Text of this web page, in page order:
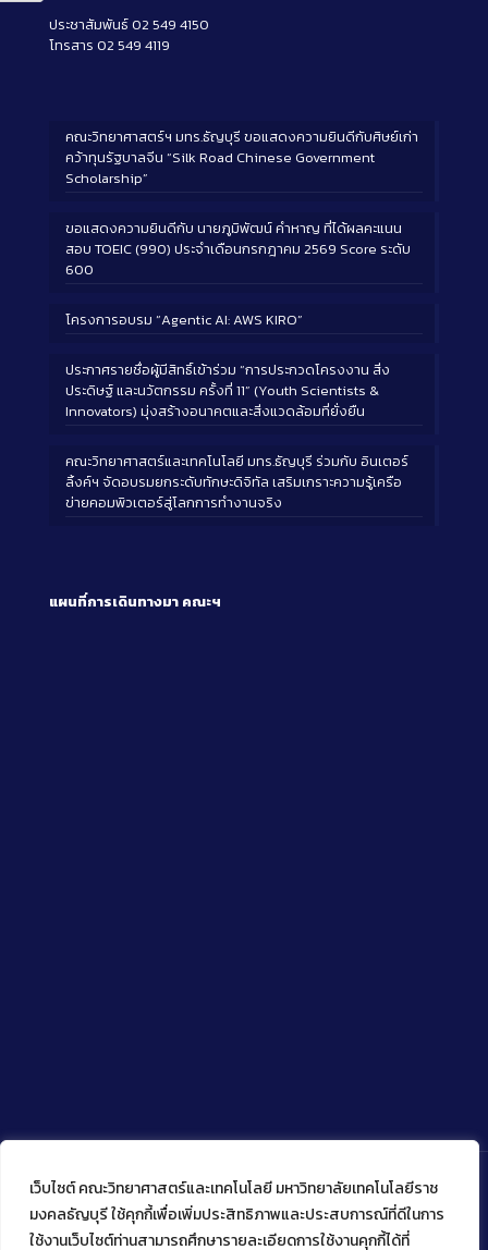
เว็บไซต์ คณะวิทยาศาสตร์และเทคโนโลยี มหาวิทยาลัยเทคโนโลยีราช
มงคลธัญบุรี ใช้คุกกี้เพื่อเพิ่มประสิทธิภาพและประสบการณ์ที่ดีในการ
ใช้งานเว็บไซต์ท่านสามารถศึกษารายละเอียดการใช้งานคุกกี้ได้ที่
ประชาสัมพันธ์ 02 549 4150
โทรสาร 02 549 4119
คณะวิทยาศาสตร์ฯ มทร.ธัญบุรี ขอแสดงความยินดีกับศิษย์เก่า
คว้าทุนรัฐบาลจีน “Silk Road Chinese Government
Scholarship”
ขอแสดงความยินดีกับ นายภูมิพัฒน์ คำหาญ ที่ได้ผลคะแนน
สอบ TOEIC (990) ประจำเดือนกรกฎาคม 2569 Score ระดับ
600
โครงการอบรม “Agentic AI: AWS KIRO”
ประกาศรายชื่อผู้มีสิทธิ์เข้าร่วม “การประกวดโครงงาน สิ่ง
ประดิษฐ์ และนวัตกรรม ครั้งที่ 11” (Youth Scientists &
Innovators) มุ่งสร้างอนาคตและสิ่งแวดล้อมที่ยั่งยืน
คณะวิทยาศาสตร์และเทคโนโลยี มทร.ธัญบุรี ร่วมกับ อินเตอร์
ลิ้งค์ฯ จัดอบรมยกระดับทักษะดิจิทัล เสริมเกราะความรู้เครือ
ข่ายคอมพิวเตอร์สู่โลกการทำงานจริง
แผนที่การเดินทางมา คณะฯ
Copyright © 2022 คณะวิทยาศาสตร์และเทคโนโลยี มหาวิทยาลัย